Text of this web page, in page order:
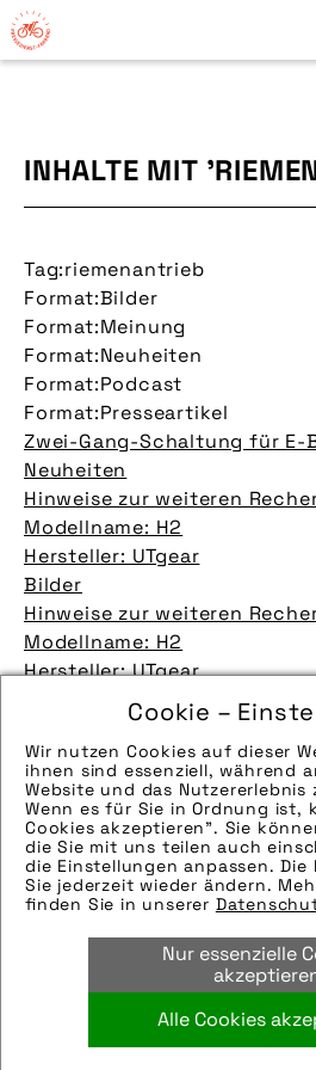
Cookie –
Wir nutzen Cookies auf dieser
ihnen sind essenziell, während
Website und das Nutzererlebnis
Wenn es für Sie in Ordnung ist,
Cookies akzeptieren". Sie
die Sie mit uns teilen auch
die Einstellungen anpassen.
Sie jederzeit wieder ändern.
finden Sie in unserer
Nur essenzielle
Alle Cookies
INHALTE MIT
Tag:riemenantrieb
Format:Bilder
Format:Meinung
Format:Neuheiten
Format:Podcast
Format:Presseartikel
Zwei-Gang-Schaltung für E-
Neuheiten
Hinweise zur weiteren
Modellname: H2
Hersteller: UTgear
Bilder
Hinweise zur weiteren
Modellname: H2
Hersteller: UTgear
Hinweise zur weiteren
Modellname: H2
Hersteller: UTgear
Bilder
Hinweise zur weiteren
Modellname: H2
Hersteller: UTgear
Hinweise zur weiteren
Hersteller: UTgear
mehr laden 9 /